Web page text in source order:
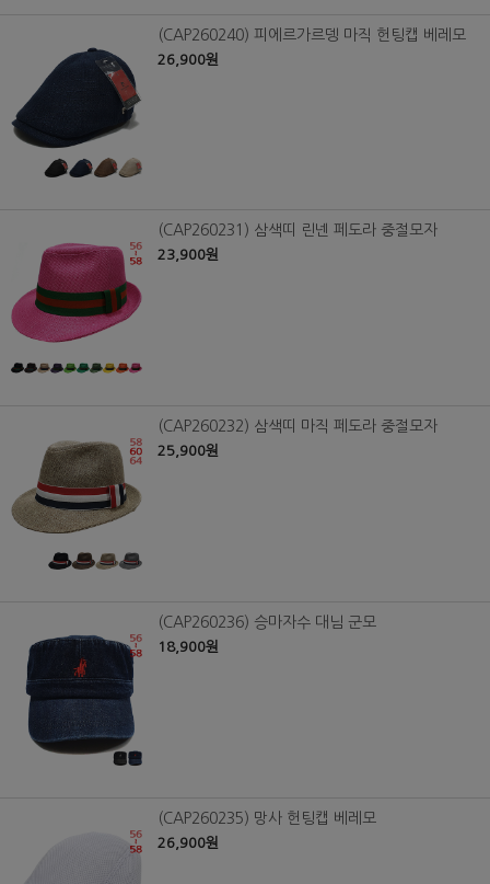
(CAP260240) 피에르가르뎅 마직 헌팅캡 베레모
26,900원
(CAP260231) 삼색띠 린넨 페도라 중절모자
23,900원
(CAP260232) 삼색띠 마직 페도라 중절모자
25,900원
(CAP260236) 승마자수 대님 군모
18,900원
(CAP260235) 망사 헌팅캡 베레모
26,900원